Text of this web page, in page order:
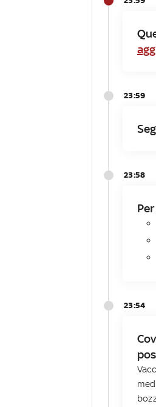
23:59
23:58
23:54